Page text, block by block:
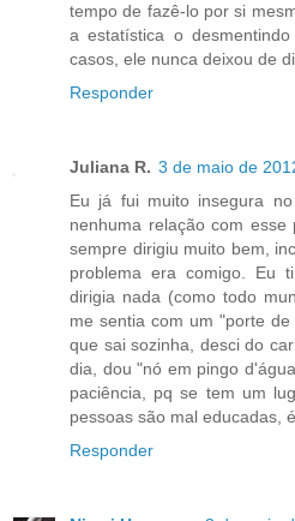
tempo de fazê-lo por si
a estatística o
casos, ele nunca deixou de
Responder
Juliana R. 3 de maio de
Eu já fui muito insegura
nenhuma relação com
sempre dirigiu muito bem,
problema era comigo. Eu
dirigia nada (como todo
me sentia com um "porte
que sai sozinha, desci do
dia, dou "nó em pingo
paciência, pq se tem um
pessoas são mal educadas,
Responder